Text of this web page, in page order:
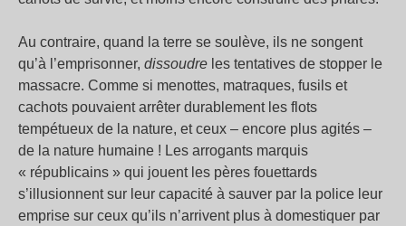
Au contraire, quand la terre se soulève, ils ne songent
qu’à l’emprisonner, dissoudre les tentatives de stopper le
massacre. Comme si menottes, matraques, fusils et
cachots pouvaient arrêter durablement les flots
tempétueux de la nature, et ceux – encore plus agités –
de la nature humaine ! Les arrogants marquis
« républicains » qui jouent les pères fouettards
s’illusionnent sur leur capacité à sauver par la police leur
emprise sur ceux qu’ils n’arrivent plus à domestiquer par